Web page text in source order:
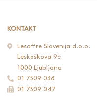
KONTAKT
Lesaffre Slovenija d.o.o.
Leskoškova 9c
1000 Ljubljana
01 7509 038
01 7509 047